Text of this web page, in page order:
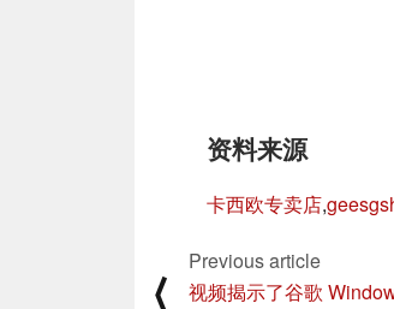
资料来源
卡西欧专卖店,
⟨
Previous article
视频揭示了谷歌